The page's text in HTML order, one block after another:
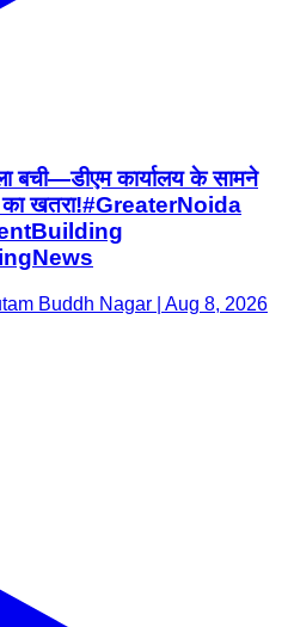
बची—डीएम कार्यालय के सामने
का खतरा!#GreaterNoida
Buddh Nagar | Aug 8, 2026